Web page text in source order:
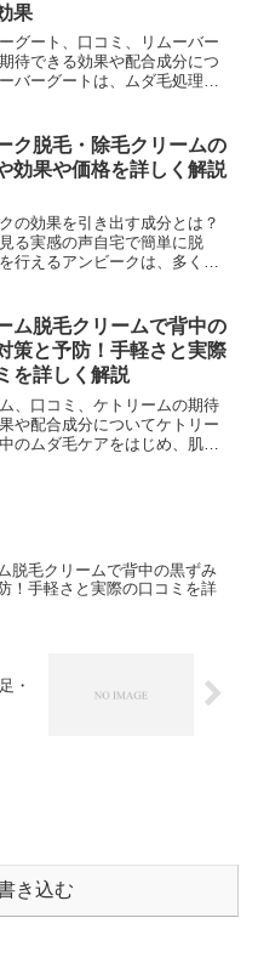
果
グート、口コミ、リムーバー
待できる効果や配合成分につ
バーグートは、ムダ毛処理を
、「肌が驚くほど滑らかにな
ダ毛処理が楽に...
ク脱毛・除毛クリームの
効果や価格を詳しく解説
の効果を引き出す成分とは？
る実感の声自宅で簡単に脱
行えるアンビークは、多くの
が支持され、効果に満足する
数寄せられていま...
ム脱毛クリームで背中の
策と予防！手軽さと実際
を詳しく解説
、口コミ、ケトリームの期待
や配合成分についてケトリー
のムダ毛ケアをはじめ、肌の
脱毛クリームで背中の黒ずみ
！手軽さと実際の口コミを詳
・
き込む